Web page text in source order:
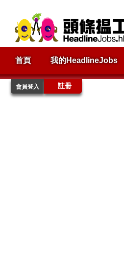
首頁 我的HeadlineJobs
會員登入 註冊